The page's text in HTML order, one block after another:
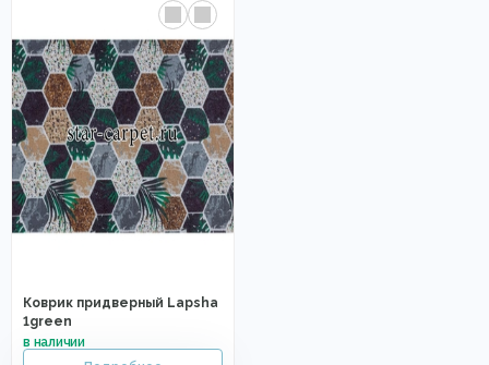
Коврик придверный Lapsha
1green